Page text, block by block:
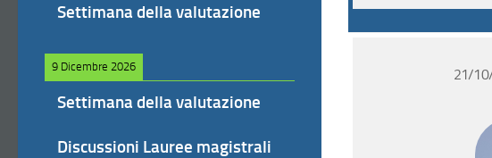
21/
Settimana della valutazione
9 Dicembre 2026
Settimana della valutazione
Discussioni Lauree magistrali